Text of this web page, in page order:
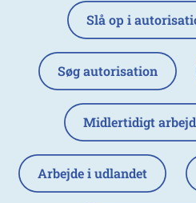
Slå op i
Søg autorisation
Midlertidigt
Arbejde i udlandet